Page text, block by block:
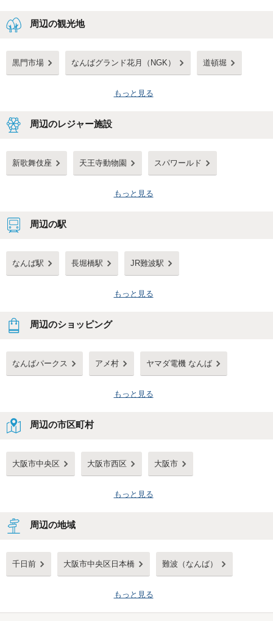
周辺の観光地
黒門市場 なんばグランド花月（NGK） 道頓堀
もっと見る
周辺のレジャー施設
新歌舞伎座 天王寺動物園 スパワールド
もっと見る
周辺の駅
なんば駅 長堀橋駅 JR難波駅
もっと見る
周辺のショッピング
なんばパークス アメ村 ヤマダ電機 なんば
もっと見る
周辺の市区町村
大阪市中央区 大阪市西区 大阪市
もっと見る
周辺の地域
千日前 大阪市中央区日本橋 難波（なんば）
もっと見る